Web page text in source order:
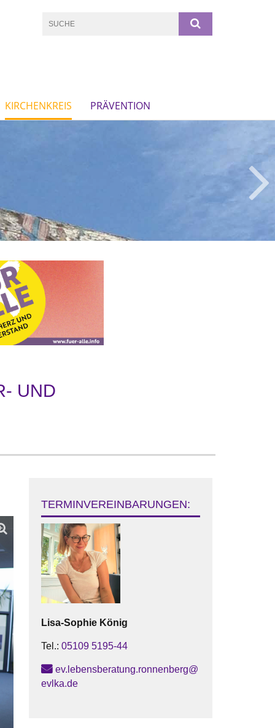
KIRCHENKREIS PRÄVENTION
UND
TERMINVEREINBARUNGEN:
Lisa-Sophie König
Tel.: 05109 5195-44
ev.lebensberatung.ronnenberg@
evlka.de